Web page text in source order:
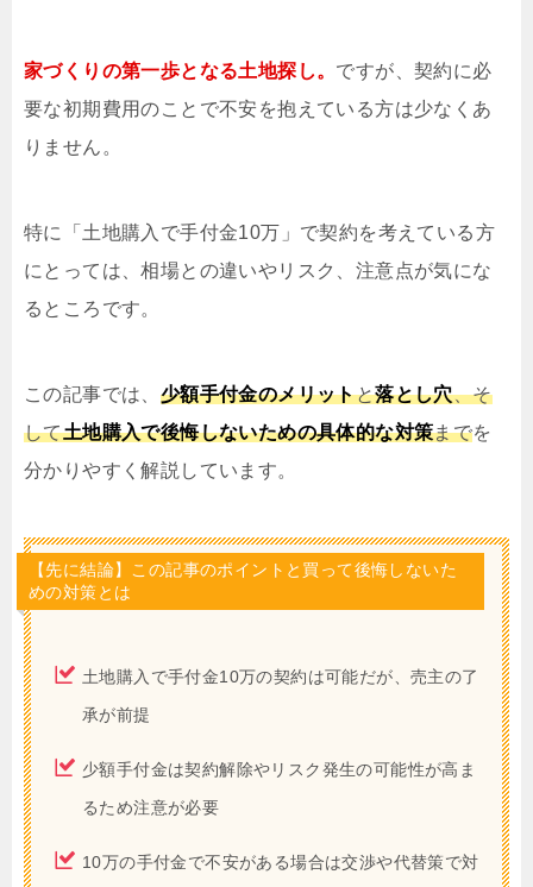
家づくりの第一歩となる土地探し。 ですが、契約に必
要な初期費用のことで不安を抱えている方は少なくあ
りません。
特に「土地購入で手付金10万」で契約を考えている方
にとっては、相場との違いやリスク、注意点が気にな
るところです。
この記事では、 少額手付金のメリットと落とし穴、そ
して土地購入で後悔しないための具体的な対策までを
分かりやすく解説しています。
【先に結論】この記事のポイントと買って後悔しないた
めの対策とは
土地購入で手付金10万の契約は可能だが、売主の了
承が前提
少額手付金は契約解除やリスク発生の可能性が高ま
るため注意が必要
10万の手付金で不安がある場合は交渉や代替策で対